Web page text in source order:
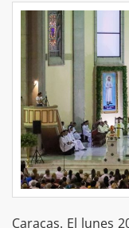
Caracas. El lunes